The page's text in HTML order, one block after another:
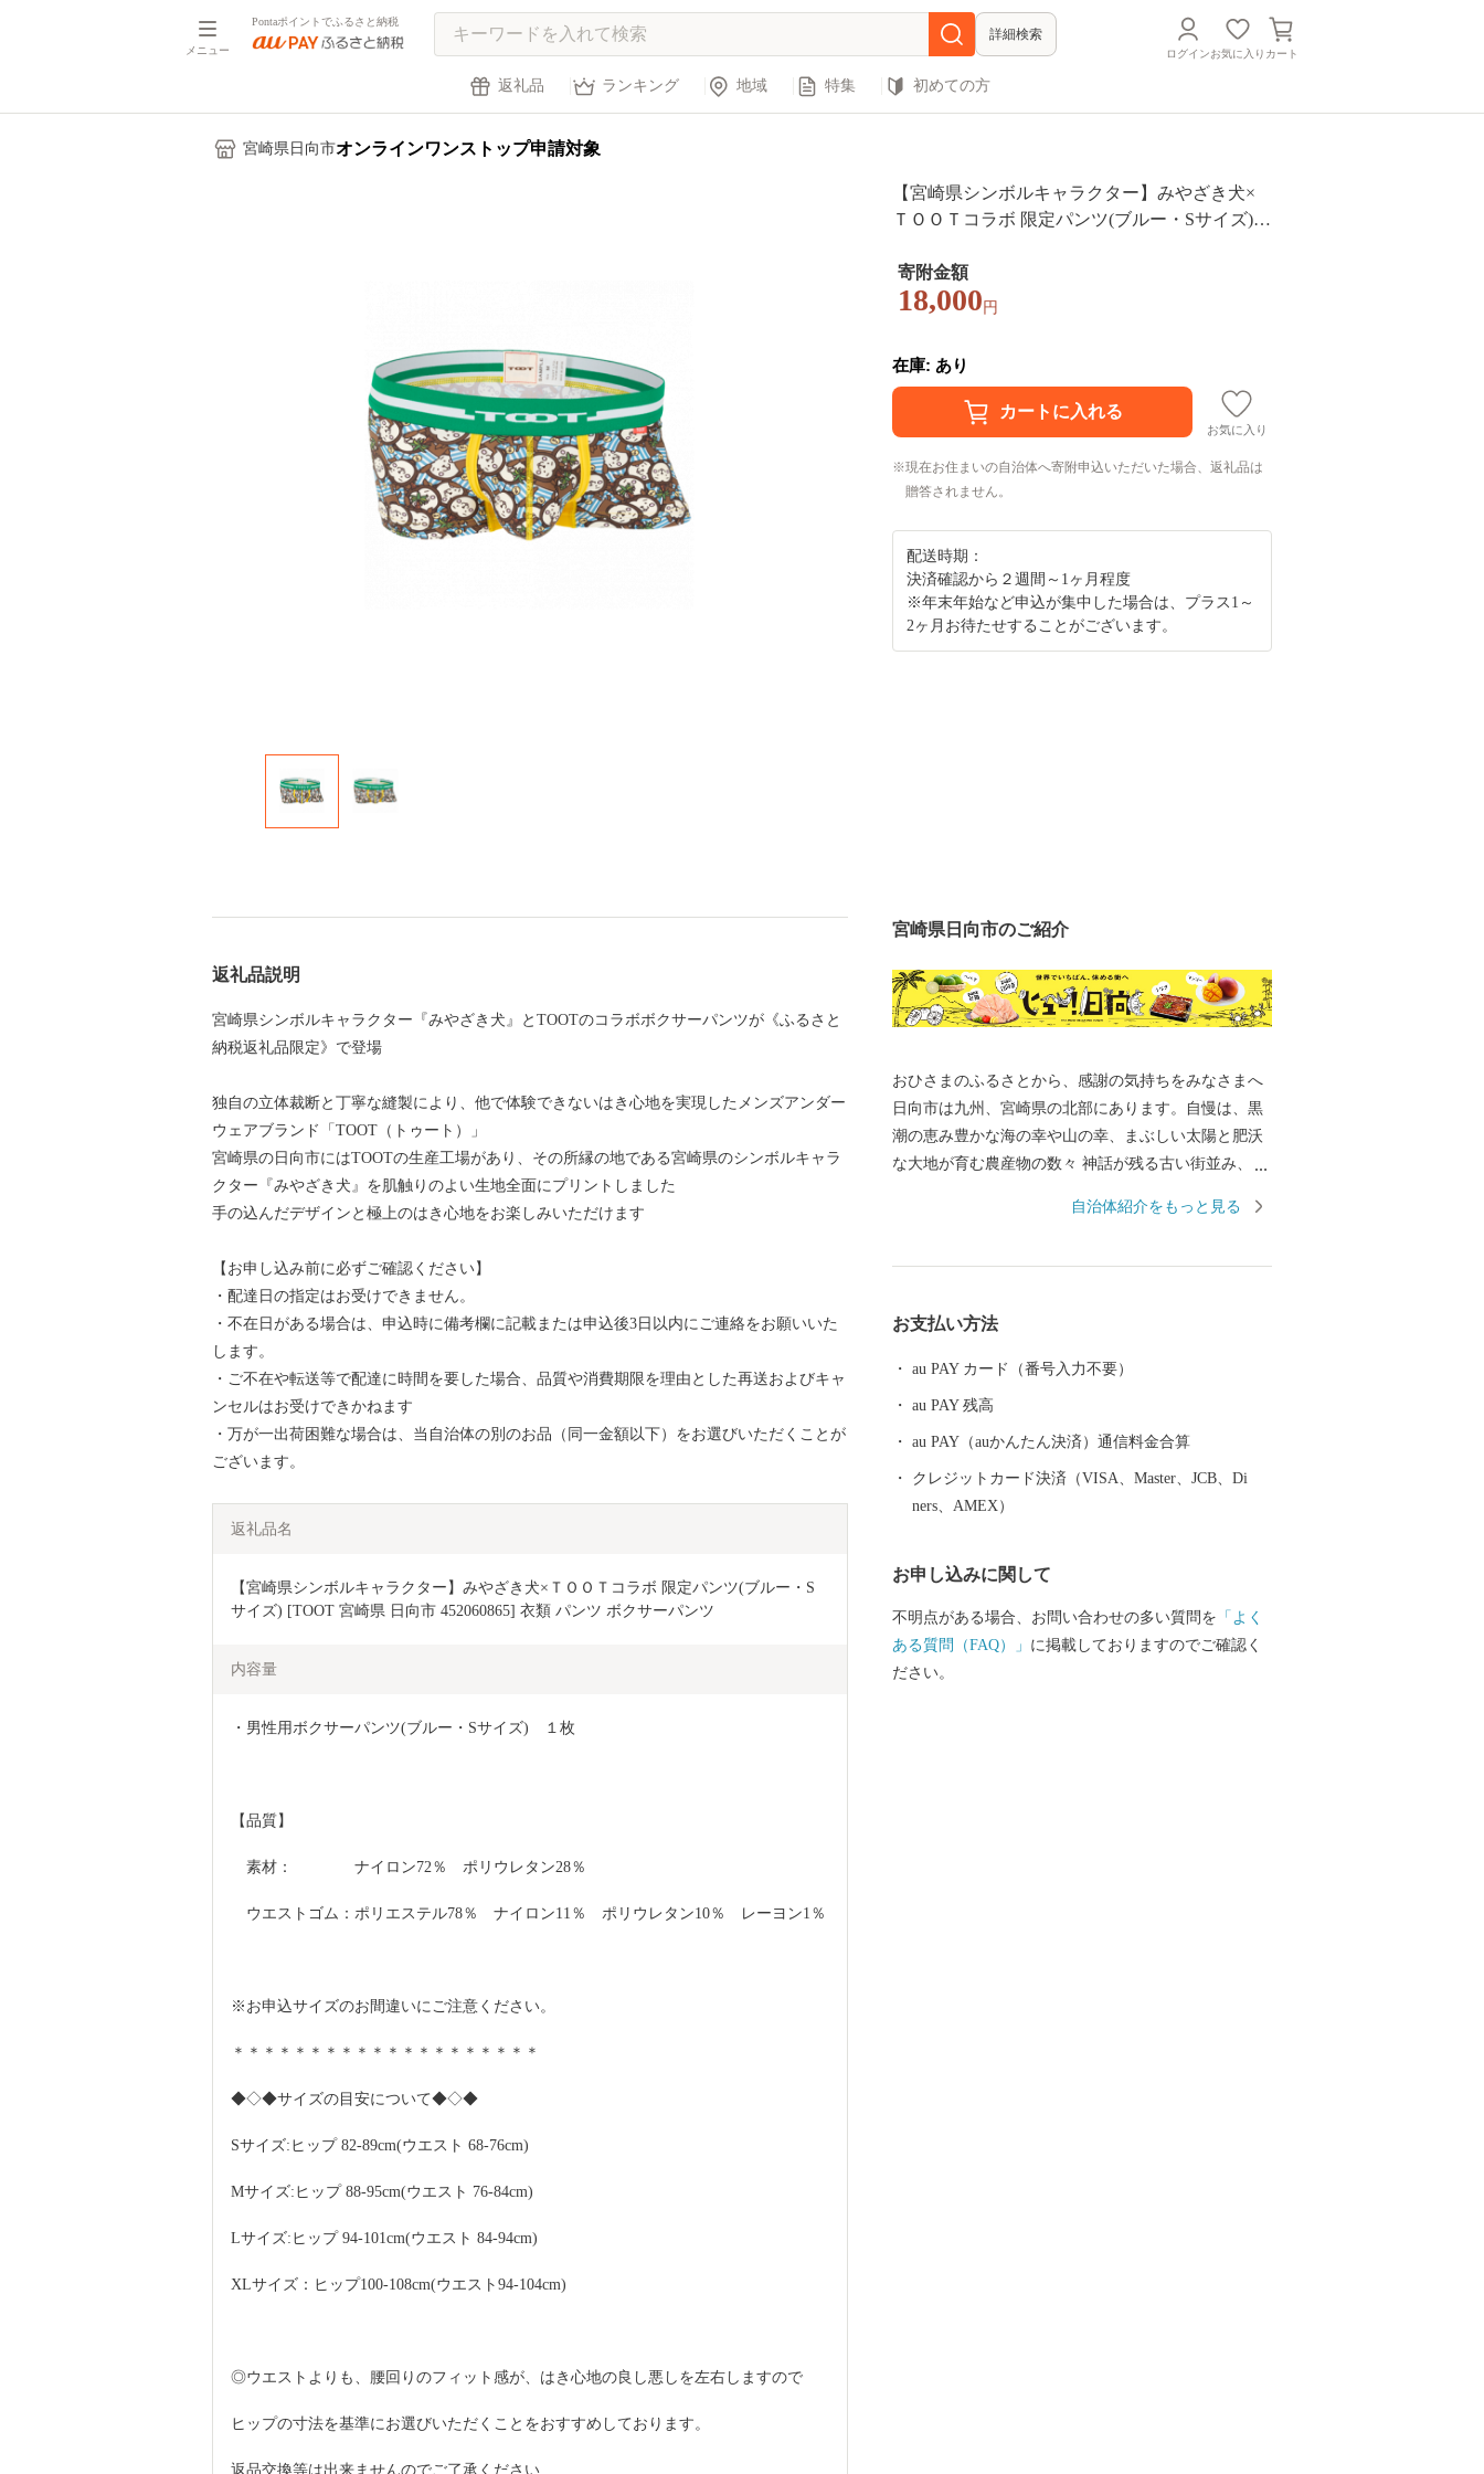
メニュー
Pontaポイントでふるさと納税
詳細検索
ログインお気に入り カート
返礼品 ランキング 地域 特集 初めての方
宮崎県日向市オンラインワンストップ申請対象
【宮崎県シンボルキャラクター】みやざき犬×
ＴＯＯＴコラボ 限定パンツ(ブルー・Sサイズ)
クサーパンツ
寄附金額
18,000 円
在庫: あり
お気に入り
現在お住まいの自治体へ寄附申込いただいた場合、返礼品は
贈答されません。
配送時期：
決済確認から２週間～1ヶ月程度
※年末年始など申込が集中した場合は、プラス1～
2ヶ月お待たせすることがございます。
返礼品説明
宮崎県シンボルキャラクター『みやざき犬』とTOOTのコラボボクサーパンツが《ふるさと
納税返礼品限定》で登場
独自の立体裁断と丁寧な縫製により、他で体験できないはき心地を実現したメンズアンダー
ウェアブランド「TOOT（トゥート）」
宮崎県の日向市にはTOOTの生産工場があり、その所縁の地である宮崎県のシンボルキャラ
クター『みやざき犬』を肌触りのよい生地全面にプリントしました
手の込んだデザインと極上のはき心地をお楽しみいただけます
【お申し込み前に必ずご確認ください】
・配達日の指定はお受けできません。
・不在日がある場合は、申込時に備考欄に記載または申込後3日以内にご連絡をお願いいた
します。
・ご不在や転送等で配達に時間を要した場合、品質や消費期限を理由とした再送およびキャ
ンセルはお受けできかねます
・万が一出荷困難な場合は、当自治体の別のお品（同一金額以下）をお選びいただくことが
ございます。
返礼品名
【宮崎県シンボルキャラクター】みやざき犬×ＴＯＯＴコラボ 限定パンツ(ブルー・S
サイズ) [TOOT 宮崎県 日向市 452060865] 衣類 パンツ ボクサーパンツ
内容量
・男性用ボクサーパンツ(ブルー・Sサイズ)　１枚
【品質】
素材：　　　　ナイロン72％　ポリウレタン28％
ウエストゴム：ポリエステル78％　ナイロン11％　ポリウレタン10％　レーヨン1％
※お申込サイズのお間違いにご注意ください。
＊＊＊＊＊＊＊＊＊＊＊＊＊＊＊＊＊＊＊＊
◆◇◆サイズの目安について◆◇◆
Sサイズ:ヒップ 82-89cm(ウエスト 68-76cm)
Mサイズ:ヒップ 88-95cm(ウエスト 76-84cm)
Lサイズ:ヒップ 94-101cm(ウエスト 84-94cm)
XLサイズ：ヒップ100-108cm(ウエスト94-104cm)
◎ウエストよりも、腰回りのフィット感が、はき心地の良し悪しを左右しますので
ヒップの寸法を基準にお選びいただくことをおすすめしております。
返品交換等は出来ませんのでご了承ください
宮崎県日向市のご紹介
おひさまのふるさとから、感謝の気持ちをみなさまへ
日向市は九州、宮崎県の北部にあります。自慢は、黒
潮の恵み豊かな海の幸や山の幸、まぶしい太陽と肥沃
な大地が育む農産物の数々 神話が残る古い街並み、日
こ踊りなど見どころも数多く、サーフィンの聖地とし
hyuga@yuidesign.jp 受付時間 9:00～17:00 ※土曜
およびワンストップ特例申請書について】 受領証・ワ
ンストップ特例申請書の発行に、ご入金確認後２週間
程度お時間をいただいております。 【申請書ご提出
別途届出が必要となります。 【オンラインワンストッ
自治体紹介をもっと見る
お支払い方法
au PAY カード（番号入力不要）
au PAY 残高
au PAY（auかんたん決済）通信料金合算
クレジットカード決済（VISA、Master、JCB、Di
ners、AMEX）
お申し込みに関して
不明点がある場合、お問い合わせの多い質問を 「よく
ある質問（FAQ）」 に掲載しておりますのでご確認く
ださい。